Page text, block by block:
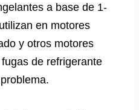
a base de 1-
en motores
y otros motores
de refrigerante